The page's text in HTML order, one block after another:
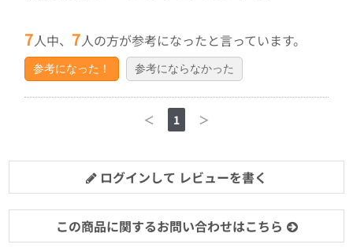
7人中、 7人の方が参考になったと言っています。
参考になった！ 参考にならなかった
＜ 1 ＞
ログインして レビューを書く
この商品に関するお問い合わせはこちら